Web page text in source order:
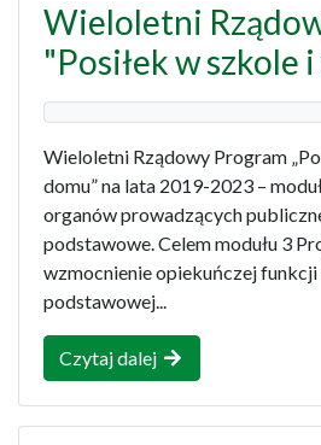
Wieloletni
"Posiłek w szkole
Wieloletni Rządowy Program
domu” na lata 2019-2023 –
organów prowadzących
podstawowe. Celem modułu 3
wzmocnienie opiekuńczej funkcji
podstawowej...
Czytaj dalej